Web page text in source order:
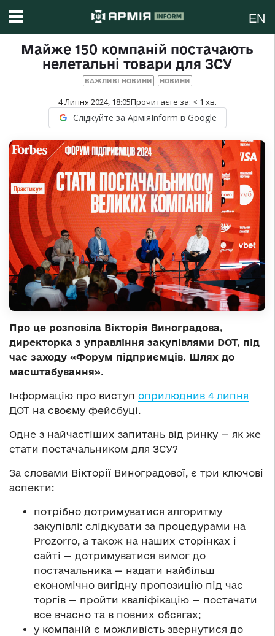
EN
Майже 150 компаній постачають
нелетальні товари для ЗСУ
ВАЖЛИВІ НОВИНИ НОВИНИ
4 Липня 2024, 18:05Прочитаєте за: < 1 хв.
Слідкуйте за АрміяInform в Google
Про це розповіла Вікторія Виноградова,
директорка з управління закупівлями DOT, під
час заходу «Форум підприємців. Шлях до
масштабування».
Інформацію про виступ оприлюднив 4 липня
ДОТ на своєму фейсбуці.
Одне з найчастіших запитань від ринку — як же
стати постачальником для ЗСУ?
За словами Вікторії Виноградової, є три ключові
аспекти:
потрібно дотримуватися алгоритму
закупівлі: слідкувати за процедурами на
Prozorro, а також на наших сторінках і
сайті — дотримуватися вимог до
постачальника — надати найбільш
економічно вигідну пропозицію під час
торгів — пройти кваліфікацію — постачати
все вчасно та в повних обсягах;
у компаній є можливість звернутися до